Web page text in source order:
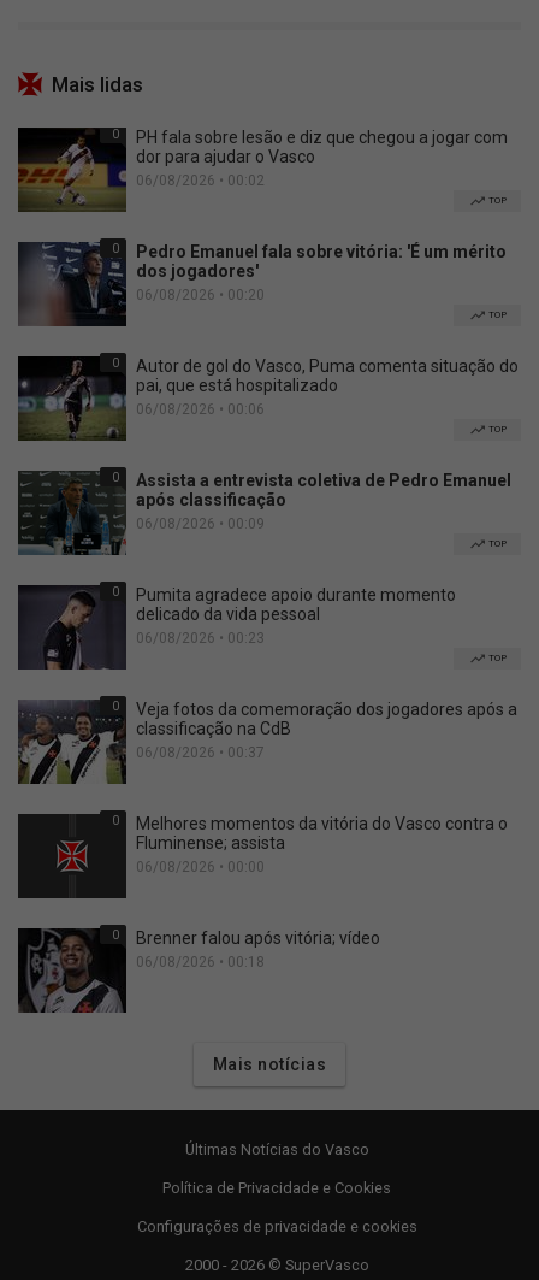
Mais lidas
0
PH fala sobre lesão e diz que chegou a jogar com
dor para ajudar o Vasco
06/08/2026 • 00:02
TOP
0
Pedro Emanuel fala sobre vitória: 'É um mérito
dos jogadores'
06/08/2026 • 00:20
TOP
0
Autor de gol do Vasco, Puma comenta situação do
pai, que está hospitalizado
06/08/2026 • 00:06
TOP
0
Assista a entrevista coletiva de Pedro Emanuel
após classificação
06/08/2026 • 00:09
TOP
0
Pumita agradece apoio durante momento
delicado da vida pessoal
06/08/2026 • 00:23
TOP
0
Veja fotos da comemoração dos jogadores após a
classificação na CdB
06/08/2026 • 00:37
0
Melhores momentos da vitória do Vasco contra o
Fluminense; assista
06/08/2026 • 00:00
0 Brenner falou após vitória; vídeo
06/08/2026 • 00:18
Mais notícias
Últimas Notícias do Vasco
Política de Privacidade e Cookies
Configurações de privacidade e cookies
2000 - 2026 © SuperVasco